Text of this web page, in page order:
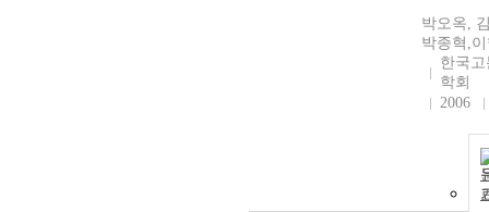
박오옥,
박종혁,
한국
학회
2006